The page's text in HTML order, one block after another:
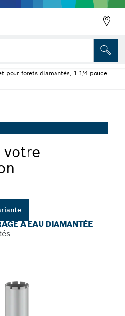
pour forets diamantés, 1 1/4 pouce
votre
À EAU DIAMANTÉE
à eau diamantée